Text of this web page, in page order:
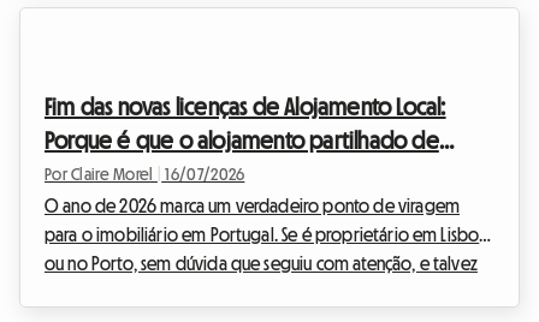
Na Roomlala, analisámos para si as especificidades...
Fim das novas licenças de Alojamento Local:
Porque é que o alojamento partilhado de
longa duração se impõe em Lisboa e no Porto
em 2026
Por Claire Morel 16/07/2026
O ano de 2026 marca um verdadeiro ponto de viragem
para o imobiliário em Portugal. Se é proprietário em Lisboa
ou no Porto, sem dúvida que seguiu com atenção, e talvez